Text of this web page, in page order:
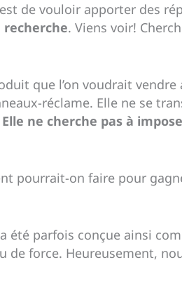
de vouloir apporter des
. Viens voir!
que l’on voudrait
réclame. Elle ne se
Elle ne cherche pas à
pourrait-on faire pour
été parfois conçue ainsi
de force. Heureusement,